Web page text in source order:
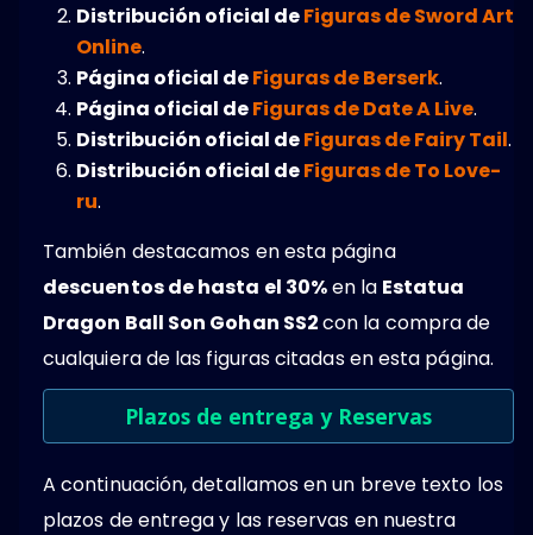
Distribución oficial deFiguras de Sword Art
Online.
Página oficial deFiguras de Berserk.
Página oficial deFiguras de Date A Live.
Distribución oficial deFiguras de Fairy Tail.
Distribución oficial deFiguras de To Love-
ru.
También destacamos en esta página
descuentos de hasta el 30%en la Estatua
Dragon Ball Son Gohan SS2con la compra de
cualquiera de las figuras citadas en esta página.
Plazos de entrega y Reservas
A continuación, detallamos en un breve texto los
plazos de entrega y las reservas en nuestra